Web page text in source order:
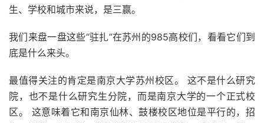
生、学校和城市来说，是三赢。
我们来盘一盘这些“驻扎”在苏州的985高校们，看看它们到
底是什么来头。
最值得关注的肯定是南京大学苏州校区。 这不是什么研究
院，也不是什么研究生分院，而是南京大学的一个正式校
区。 这意味着它和南京仙林、鼓楼校区地位是平行的，招